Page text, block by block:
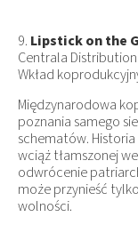
9. Lipstick on the
Centrala Distribution
Wkład
Międzynarodowa
poznania samego
schematów.
wciąż tłamszonej
odwrócenie
może przynieść
wolności.